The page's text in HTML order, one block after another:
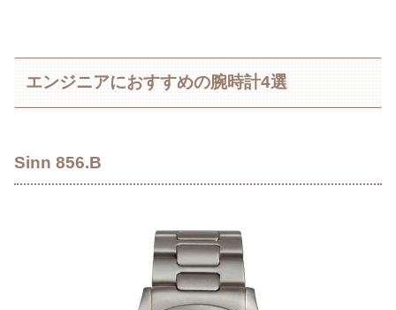
エンジニアにおすすめの腕時計4選
Sinn 856.B